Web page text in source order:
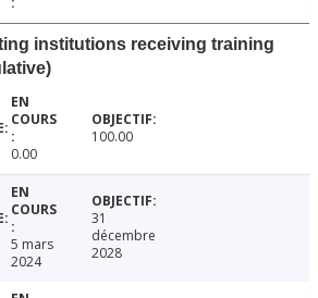
institutions receiving training
0.00
100.00
5 mars
2024
31
décembre
2028